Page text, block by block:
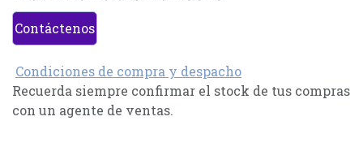
Contáctenos
Condiciones de compra y despacho
Recuerda siempre confirmar el stock de tus compras
con un agente de ventas.